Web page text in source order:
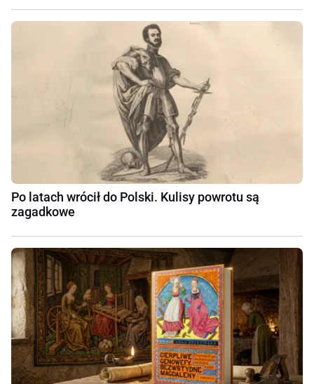
Po latach wrócił do Polski. Kulisy powrotu są
zagadkowe